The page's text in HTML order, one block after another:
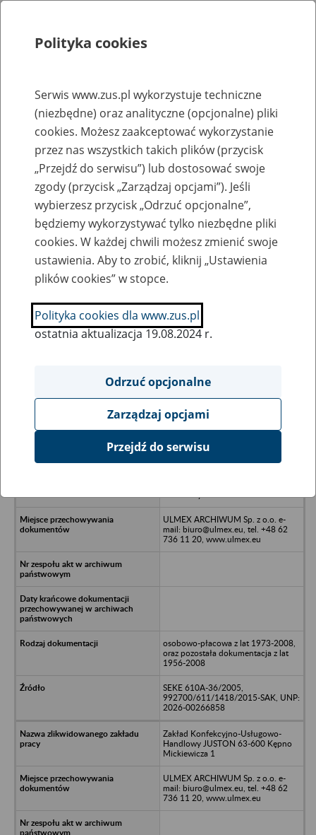
Rejestry, ewidencje i archiwa
Baza zlikwidowanych lub
przekształconych zakładów pracy
Nazwa zakładu pracy:
SZUKAJ
Ukryj wszystkie pozycje bazy
Rolnicza Spółdzielnia Produkcyjna
ULMEX ARCHIWUM Sp. z o.o. e-
mail: biuro@ulmex.eu, tel. +48 62
736 11 20, www.ulmex.eu
osobowo-płacowa z lat 1973-2008,
oraz pozostała dokumentacja z lat
1956-2008
SEKE 610A-36/2005,
992700/611/1418/2015-SAK, UNP:
2026-00266858
Zakład Konfekcyjno-Usługowo-
Handlowy JUSTON 63-600 Kępno
Mickiewicza 1
ULMEX ARCHIWUM Sp. z o.o. e-
mail: biuro@ulmex.eu, tel. +48 62
736 11 20, www.ulmex.eu
Polityka cookies
Serwis www.zus.pl wykorzystuje techniczne
(niezbędne) oraz analityczne (opcjonalne) pliki
cookies. Możesz zaakceptować wykorzystanie
przez nas wszystkich takich plików (przycisk
„Przejdź do serwisu”) lub dostosować swoje
zgody (przycisk „Zarządzaj opcjami”). Jeśli
wybierzesz przycisk „Odrzuć opcjonalne”,
będziemy wykorzystywać tylko niezbędne pliki
cookies. W każdej chwili możesz zmienić swoje
ustawienia. Aby to zrobić, kliknij „Ustawienia
plików cookies” w stopce.
Polityka cookies dla www.zus.pl
ostatnia aktualizacja 19.08.2024 r.
Odrzuć opcjonalne
Zarządzaj opcjami
Przejdź do serwisu